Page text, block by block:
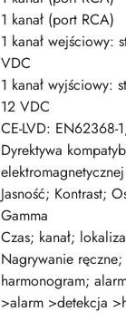
1 kanał (port RCA)
1 kanał wejściowy:
VDC
1 kanał wyjściowy:
12 VDC
CE-LVD: EN62368-
Dyrektywa
Jasność; Kontrast;
Gamma
Czas; kanał;
Nagrywanie
harmonogram;
>alarm >detekcja